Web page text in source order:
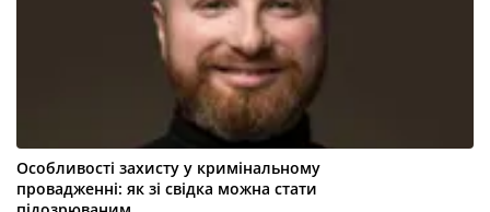
Особливості захисту у кримінальному
провадженні: як зі свідка можна стати